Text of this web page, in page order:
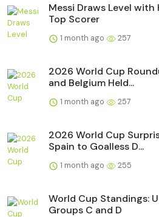
Messi Draws Level with
Top Scorer
1 month ago 257
2026 World Cup
and Belgium Held...
1 month ago 257
2026 World Cup
Spain to Goalless D...
1 month ago 255
World Cup Standings:
Groups C and D